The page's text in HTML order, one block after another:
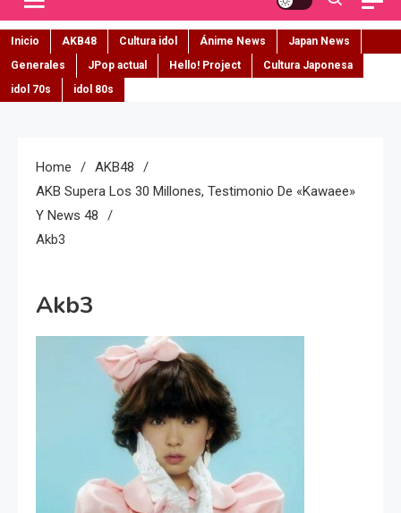
Inicio AKB48 Cultura idol Ánime News
Japan News
Generales
JPop actual Hello! Project
Cultura Japonesa
idol 70s
idol 80s
Home
AKB48
AKB Supera Los 30 Millones, Testimonio De «Kawaee»
Y News 48
Akb3
Akb3